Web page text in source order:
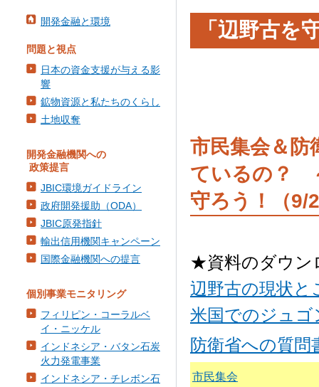
開発金融と環境
問題と視点
日本の資金支援が与える影
響
鉱物資源と私たちのくらし
土地収奪
開発金融機関への
政策提言
JBIC環境ガイドライン
政府開発援助（ODA）
JBIC原発指針
輸出信用機関キャンペーン
国際金融機関への提言
個別事業モニタリング
フィリピン・コーラルベ
イ・ニッケル
インドネシア・バタン石炭
火力発電事業
インドネシア・チレボン石
「辺野古を
市民集会＆
ているの？
守ろう！（9/
★資料のダウン
辺野古の現状と
米国でのジュゴ
防衛省への質問
市民集会